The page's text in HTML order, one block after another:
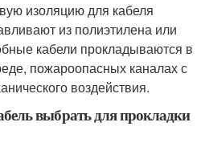
изоляцию для кабеля
из полиэтилена или
кабели прокладываются в
пожароопасных каналах с
воздействия.
выбрать для прокладки